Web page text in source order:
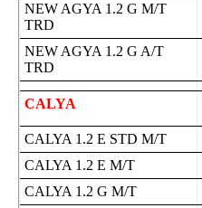
NEW AGYA 1.2 G M/T
TRD
NEW AGYA 1.2 G A/T
TRD
CALYA
CALYA 1.2 E STD M/T
CALYA 1.2 E M/T
CALYA 1.2 G M/T